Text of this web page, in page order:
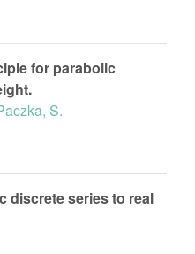
for parabolic
S.
discrete series to real